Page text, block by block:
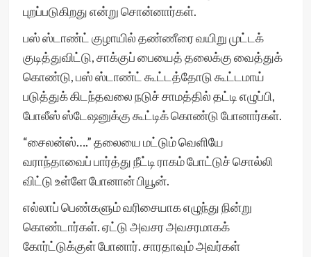
புறப்படுகிறது என்று சொன்னார்கள்.
பஸ் ஸ்டாண்ட் குழாயில் தண்ணீரை வயிறு முட்டக்
குடித்துவிட்டு, சாக்குப் பையைத் தலைக்கு வைத்துக்
கொண்டு, பஸ் ஸ்டாண்ட் கூட்டத்தோடு கூட்டமாய்
படுத்துக் கிடந்தவலை நடுச் சாமத்தில் தட்டி எழுப்பி,
போலீஸ் ஸ்டேஷனுக்கு கூட்டிக் கொண்டு போனார்கள்.
“சைலன்ஸ்….” தலையை மட்டும் வெளியே
வராந்தாவைப் பார்த்து நீட்டி ராகம் போட்டுச் சொல்லி
விட்டு உள்ளே போனான் பியூன்.
எல்லாப் பெண்களும் வரிசையாக எழுந்து நின்று
கொண்டார்கள். ஏட்டு அவசர அவசரமாகக்
கோர்ட்டுக்குள் போனார். சாரதாவும் அவர்கள்